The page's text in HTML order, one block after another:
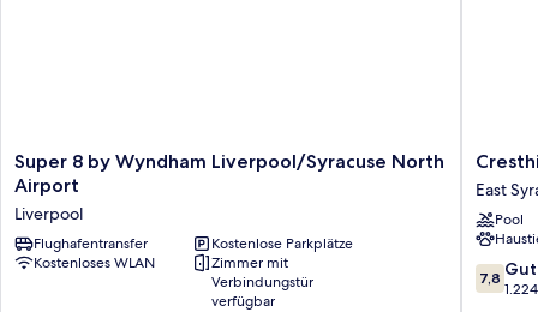
Super
8
Wyndham
Liverpool/Syracuse
North
Super 8 by Wyndham Liverpool/Syracuse North
Airport
Liverpool
Flughafentransfer
Kostenlose Parkplätze
Kostenloses WLAN
Zimmer mit
Verbindungstür
verfügbar
Cresthill
Suites
East
East
Pool
7.8
von
7,8 Gut